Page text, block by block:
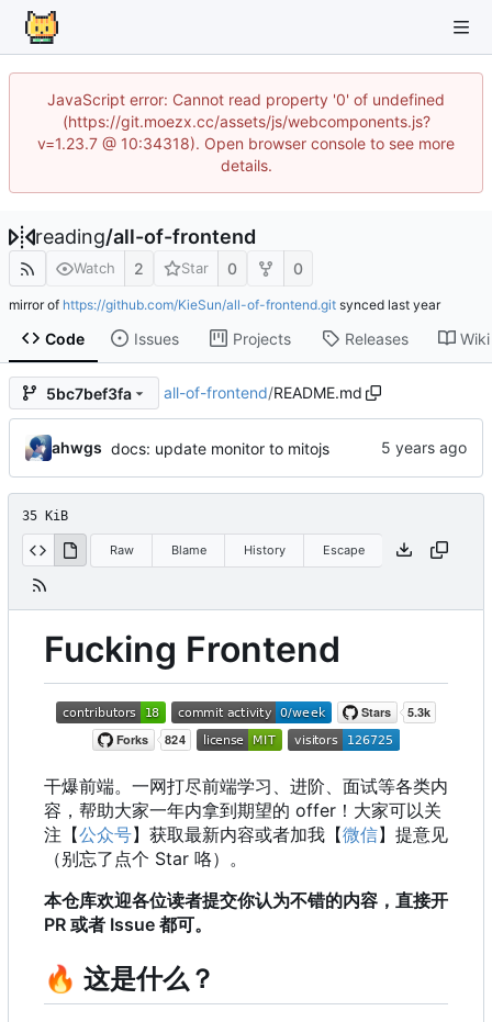
JavaScript error: Cannot read property '0' of undefined
(https://git.moezx.cc/assets/js/webcomponents.js?
v=1.23.7 @ 10:34318). Open browser console to see more
details.
reading/all-of-frontend
Watch 2 Star 0 0
mirror of https://github.com/KieSun/all-of-frontend.git synced
Code Issues Projects Releases Wiki
5bc7bef3fa all-of-frontend/README.md
ahwgs docs: update monitor to mitojs
35 KiB
Raw Blame History Escape
Fucking Frontend
干爆前端。一网打尽前端学习、进阶、面试等各类内
容，帮助大家一年内拿到期望的 offer ！ 大家可以关
注【公众号】获取最新内容或者加我【微信】提意见
（别忘了点个 Star 咯）。
本仓库欢迎各位读者提交你认为不错的内容，直接开
PR 或者 Issue 都可。
🔥 这是什么？